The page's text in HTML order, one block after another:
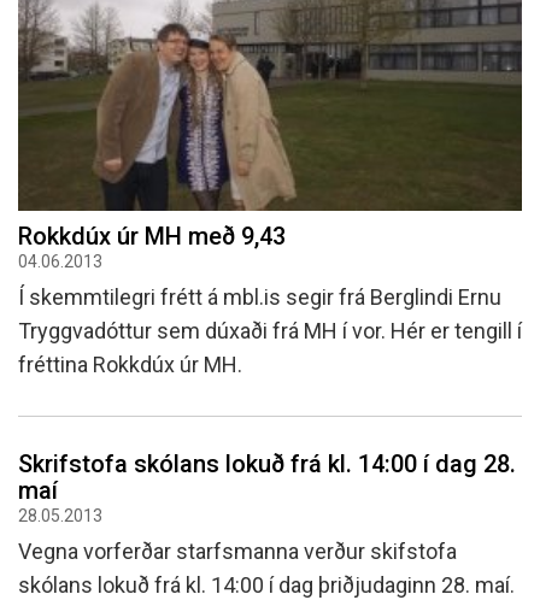
Rokkdúx úr MH með 9,43
04.06.2013
Í skemmtilegri frétt á mbl.is segir frá Berglindi Ernu
Tryggvadóttur sem dúxaði frá MH í vor. Hér er tengill í
fréttina Rokkdúx úr MH.
Skrifstofa skólans lokuð frá kl. 14:00 í dag 28.
maí
28.05.2013
Vegna vorferðar starfsmanna verður skifstofa
skólans lokuð frá kl. 14:00 í dag þriðjudaginn 28. maí.